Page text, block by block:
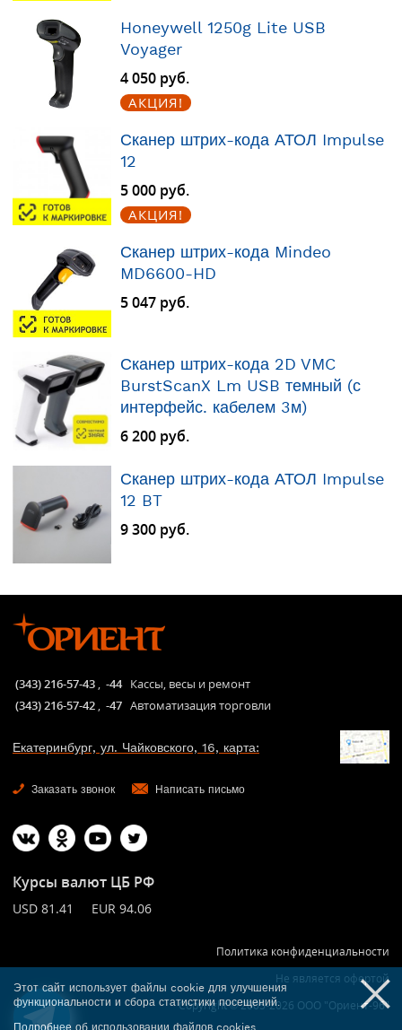
Honeywell 1250g Lite USB
Voyager
4 050 руб.
АКЦИЯ!
Сканер штрих-кода АТОЛ Impulse
12
5 000 руб.
АКЦИЯ!
Сканер штрих-кода Mindeo
MD6600-HD
5 047 руб.
Сканер штрих-кода 2D VMC
BurstScanX Lm USB темный (с
интерфейс. кабелем 3м)
6 200 руб.
Сканер штрих-кода АТОЛ Impulse
12 BT
9 300 руб.
(343) 216-57-43 , -44 Кассы, весы и ремонт
(343) 216-57-42 , -47 Автоматизация торговли
Екатеринбург, ул. Чайковского, 16, карта:
Заказать звонок Написать письмо
Курсы валют ЦБ РФ
USD 81.41 EUR 94.06
Политика конфиденциальности
Не является офертой
Copyright © 2005-2026 ООО "Ориент-96"
Этот сайт использует файлы cookie для улучшения
функциональности и сбора статистики посещений.
Подробнее об использовании файлов cookies.